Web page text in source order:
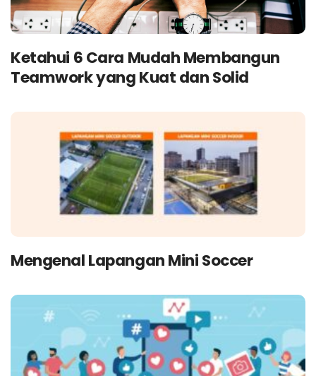
Ketahui 6 Cara Mudah Membangun
Teamwork yang Kuat dan Solid
Mengenal Lapangan Mini Soccer